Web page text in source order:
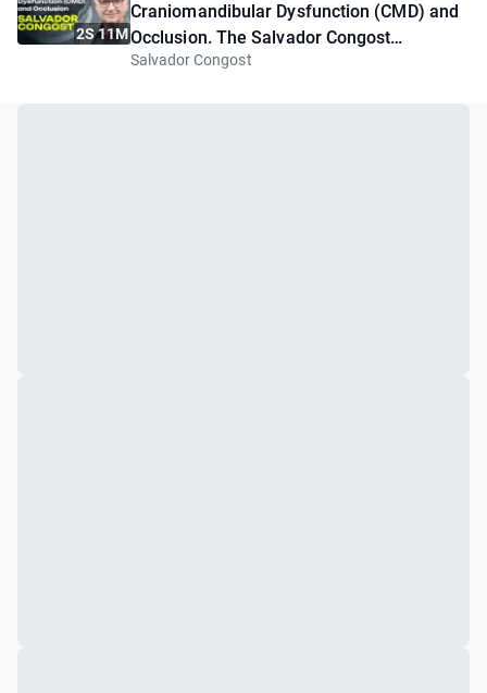
2S 11M
Craniomandibular Dysfunction (CMD) and
Occlusion. The Salvador Congost
Protocols
Salvador Congost